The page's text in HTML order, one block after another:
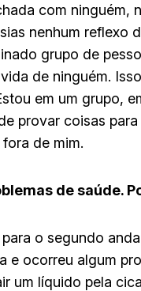
com ninguém,
nenhum reflexo
grupo de
de ninguém.
em um grupo,
provar coisas
de mim.
de saúde.
o segundo
e ocorreu algum
um líquido pela